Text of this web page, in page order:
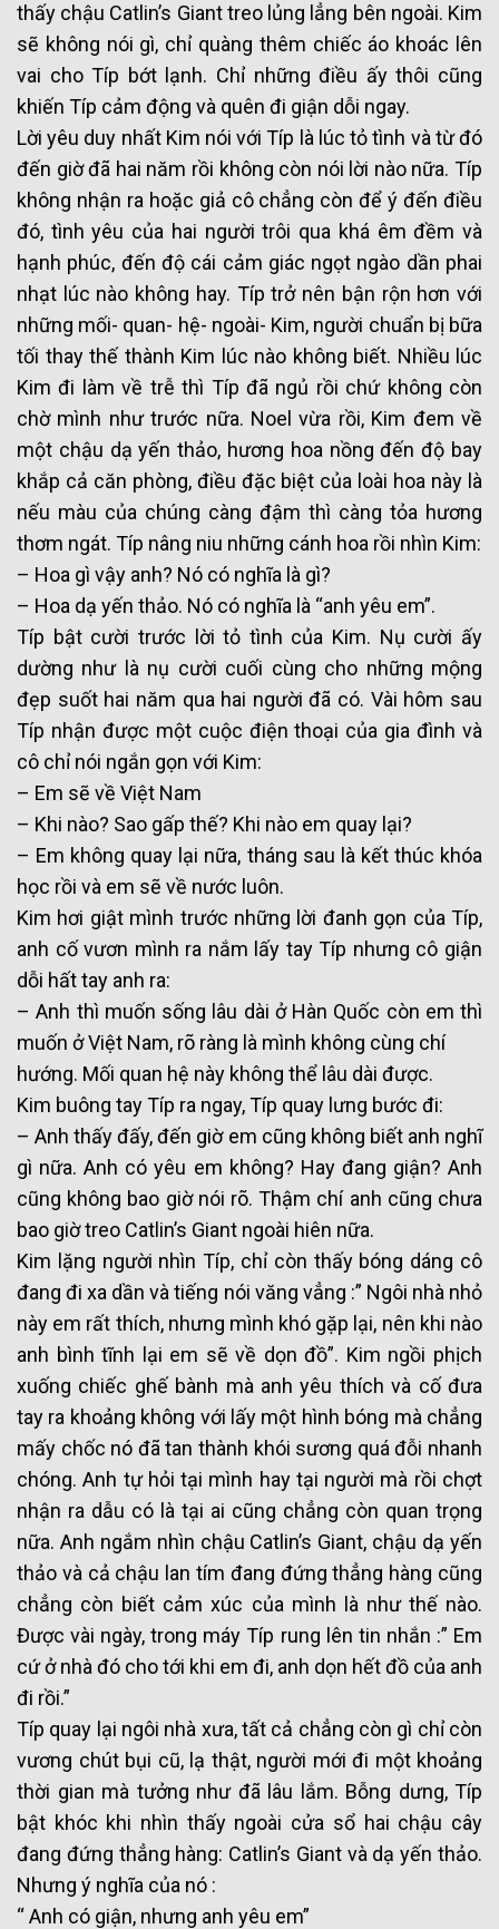
thấy chậu Catlin’s Giant treo lủng lẳng bên ngoài. Kim
sẽ không nói gì, chỉ quàng thêm chiếc áo khoác lên
vai cho Típ bớt lạnh. Chỉ những điều ấy thôi cũng
khiến Típ cảm động và quên đi giận dỗi ngay.
Lời yêu duy nhất Kim nói với Típ là lúc tỏ tình và từ đó
đến giờ đã hai năm rồi không còn nói lời nào nữa. Típ
không nhận ra hoặc giả cô chẳng còn để ý đến điều
đó, tình yêu của hai người trôi qua khá êm đềm và
hạnh phúc, đến độ cái cảm giác ngọt ngào dần phai
nhạt lúc nào không hay. Típ trở nên bận rộn hơn với
những mối- quan- hệ- ngoài- Kim, người chuẩn bị bữa
tối thay thế thành Kim lúc nào không biết. Nhiều lúc
Kim đi làm về trễ thì Típ đã ngủ rồi chứ không còn
chờ mình như trước nữa. Noel vừa rồi, Kim đem về
một chậu dạ yến thảo, hương hoa nồng đến độ bay
khắp cả căn phòng, điều đặc biệt của loài hoa này là
nếu màu của chúng càng đậm thì càng tỏa hương
thơm ngát. Típ nâng niu những cánh hoa rồi nhìn Kim:
– Hoa gì vậy anh? Nó có nghĩa là gì?
– Hoa dạ yến thảo. Nó có nghĩa là “anh yêu em”.
Típ bật cười trước lời tỏ tình của Kim. Nụ cười ấy
dường như là nụ cười cuối cùng cho những mộng
đẹp suốt hai năm qua hai người đã có. Vài hôm sau
Típ nhận được một cuộc điện thoại của gia đình và
cô chỉ nói ngắn gọn với Kim:
– Em sẽ về Việt Nam
– Khi nào? Sao gấp thế? Khi nào em quay lại?
– Em không quay lại nữa, tháng sau là kết thúc khóa
học rồi và em sẽ về nước luôn.
Kim hơi giật mình trước những lời đanh gọn của Típ,
anh cố vươn mình ra nắm lấy tay Típ nhưng cô giận
dỗi hất tay anh ra:
– Anh thì muốn sống lâu dài ở Hàn Quốc còn em thì
muốn ở Việt Nam, rõ ràng là mình không cùng chí
hướng. Mối quan hệ này không thể lâu dài được.
Kim buông tay Típ ra ngay, Típ quay lưng bước đi:
– Anh thấy đấy, đến giờ em cũng không biết anh nghĩ
gì nữa. Anh có yêu em không? Hay đang giận? Anh
cũng không bao giờ nói rõ. Thậm chí anh cũng chưa
bao giờ treo Catlin’s Giant ngoài hiên nữa.
Kim lặng người nhìn Típ, chỉ còn thấy bóng dáng cô
đang đi xa dần và tiếng nói văng vẳng :” Ngôi nhà nhỏ
này em rất thích, nhưng mình khó gặp lại, nên khi nào
anh bình tĩnh lại em sẽ về dọn đồ”. Kim ngồi phịch
xuống chiếc ghế bành mà anh yêu thích và cố đưa
tay ra khoảng không với lấy một hình bóng mà chẳng
mấy chốc nó đã tan thành khói sương quá đỗi nhanh
chóng. Anh tự hỏi tại mình hay tại người mà rồi chợt
nhận ra dẫu có là tại ai cũng chẳng còn quan trọng
nữa. Anh ngắm nhìn chậu Catlin’s Giant, chậu dạ yến
thảo và cả chậu lan tím đang đứng thẳng hàng cũng
chẳng còn biết cảm xúc của mình là như thế nào.
Được vài ngày, trong máy Típ rung lên tin nhắn :” Em
cứ ở nhà đó cho tới khi em đi, anh dọn hết đồ của anh
đi rồi.”
Típ quay lại ngôi nhà xưa, tất cả chẳng còn gì chỉ còn
vương chút bụi cũ, lạ thật, người mới đi một khoảng
thời gian mà tưởng như đã lâu lắm. Bỗng dưng, Típ
bật khóc khi nhìn thấy ngoài cửa sổ hai chậu cây
đang đứng thẳng hàng: Catlin’s Giant và dạ yến thảo.
Nhưng ý nghĩa của nó :
“ Anh có giận, nhưng anh yêu em”